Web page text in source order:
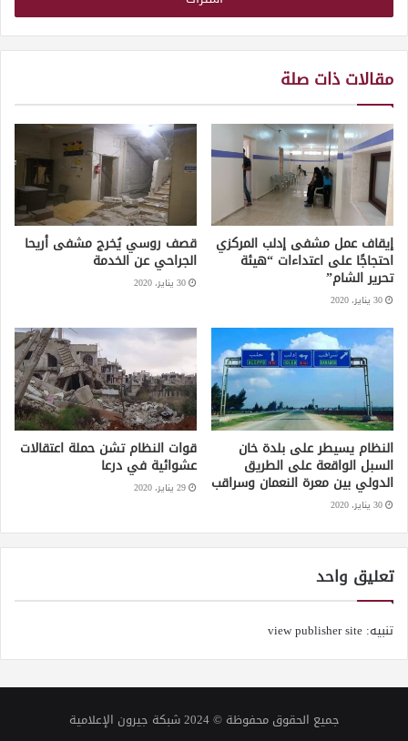
مقالات ذات صلة
إيقاف عمل مشفى إدلب المركزي
احتجاجًا على اعتداءات “هيئة
تحرير الشام”
30 يناير، 2020
قصف روسي يُخرج مشفى أريحا
الجراحي عن الخدمة
30 يناير، 2020
النظام يسيطر على بلدة خان
السبل الواقعة على الطريق
الدولي بين معرة النعمان وسراقب
30 يناير، 2020
قوات النظام تشن حملة اعتقالات
عشوائية في درعا
29 يناير، 2020
تعليق واحد
تنبيه: view publisher site
جميع الحقوق محفوظة © 2024 شبكة جيرون الإعلامية